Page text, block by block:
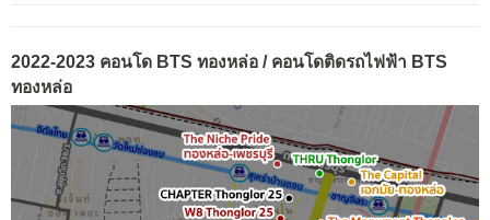
2022-2023 คอนโด BTS ทองหล่อ / คอนโดติดรถไฟฟ้า BTS
ทองหล่อ